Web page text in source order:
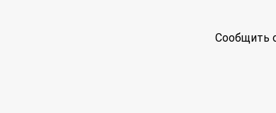
Сообщить